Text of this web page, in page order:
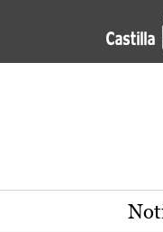
Pasar al contenido
Actualidad